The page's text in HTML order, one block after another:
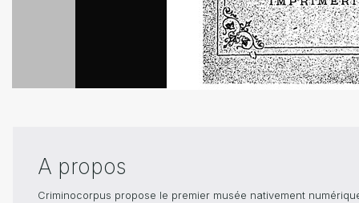
A propos
Criminocorpus propose le premier musée nativement